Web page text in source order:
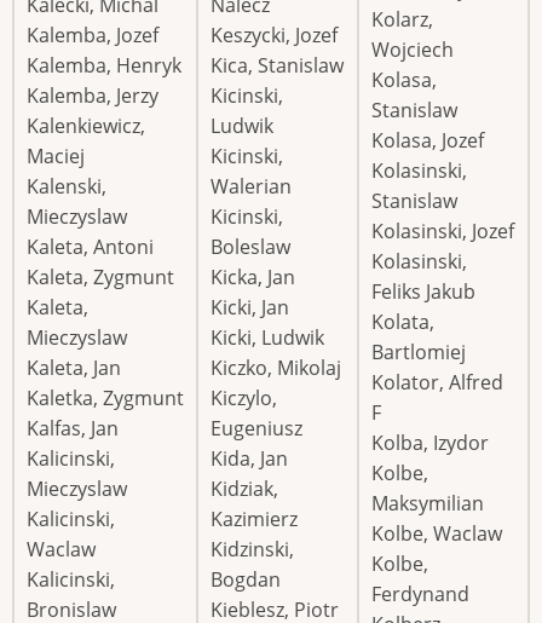
Kalemba, Jozef
Kalemba, Henryk
Kalemba, Jerzy
Kalenkiewicz,
Maciej
Kalenski,
Mieczyslaw
Kaleta, Antoni
Kaleta, Zygmunt
Kaleta,
Mieczyslaw
Kaleta, Jan
Kaletka, Zygmunt
Kalfas, Jan
Kalicinski,
Mieczyslaw
Kalicinski,
Waclaw
Kalicinski,
Bronislaw
Keszycki, Jozef
Kica, Stanislaw
Kicinski,
Ludwik
Kicinski,
Walerian
Kicinski,
Boleslaw
Kicka, Jan
Kicki, Jan
Kicki, Ludwik
Kiczko, Mikolaj
Kiczylo,
Eugeniusz
Kida, Jan
Kidziak,
Kazimierz
Kidzinski,
Bogdan
Kieblesz, Piotr
Kolarz,
Wojciech
Kolasa,
Stanislaw
Kolasa, Jozef
Kolasinski,
Stanislaw
Kolasinski, Jozef
Kolasinski,
Feliks Jakub
Kolata,
Bartlomiej
Kolator, Alfred
F
Kolba, Izydor
Kolbe,
Maksymilian
Kolbe, Waclaw
Kolbe,
Ferdynand